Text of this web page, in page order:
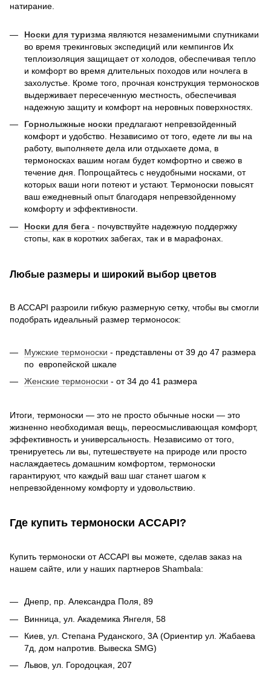
натирание.
Носки для туризма являются незаменимыми спутниками
во время трекинговых экспедиций или кемпингов Их
теплоизоляция защищает от холодов, обеспечивая тепло
и комфорт во время длительных походов или ночлега в
захолустье. Кроме того, прочная конструкция термоносков
выдерживает пересеченную местность, обеспечивая
надежную защиту и комфорт на неровных поверхностях.
Горнолыжные носки предлагают непревзойденный
комфорт и удобство. Независимо от того, едете ли вы на
работу, выполняете дела или отдыхаете дома, в
термоносках вашим ногам будет комфортно и свежо в
течение дня. Попрощайтесь с неудобными носками, от
которых ваши ноги потеют и устают. Термоноски повысят
ваш ежедневный опыт благодаря непревзойденному
комфорту и эффективности.
Носки для бега - почувствуйте надежную поддержку
стопы, как в коротких забегах, так и в марафонах.
Любые размеры и широкий выбор цветов
В ACCAPI разроили гибкую размерную сетку, чтобы вы смогли
подобрать идеальный размер термоносок:
Мужские термоноски - представлены от 39 до 47 размера
по европейской шкале
Женские термоноски - от 34 до 41 размера
Итоги, термоноски — это не просто обычные носки — это
жизненно необходимая вещь, переосмысливающая комфорт,
эффективность и универсальность. Независимо от того,
тренируетесь ли вы, путешествуете на природе или просто
наслаждаетесь домашним комфортом, термоноски
гарантируют, что каждый ваш шаг станет шагом к
непревзойденному комфорту и удовольствию.
Где купить термоноски ACCAPI?
Купить термоноски от ACCAPI вы можете, сделав заказ на
нашем сайте, или у наших партнеров Shambala:
Днепр, пр. Александра Поля, 89
Винница, ул. Академика Янгеля, 58
Киев, ул. Степана Руданского, 3А (Ориентир ул. Жабаева
7д, дом напротив. Вывеска SMG)
Львов, ул. Городоцкая, 207